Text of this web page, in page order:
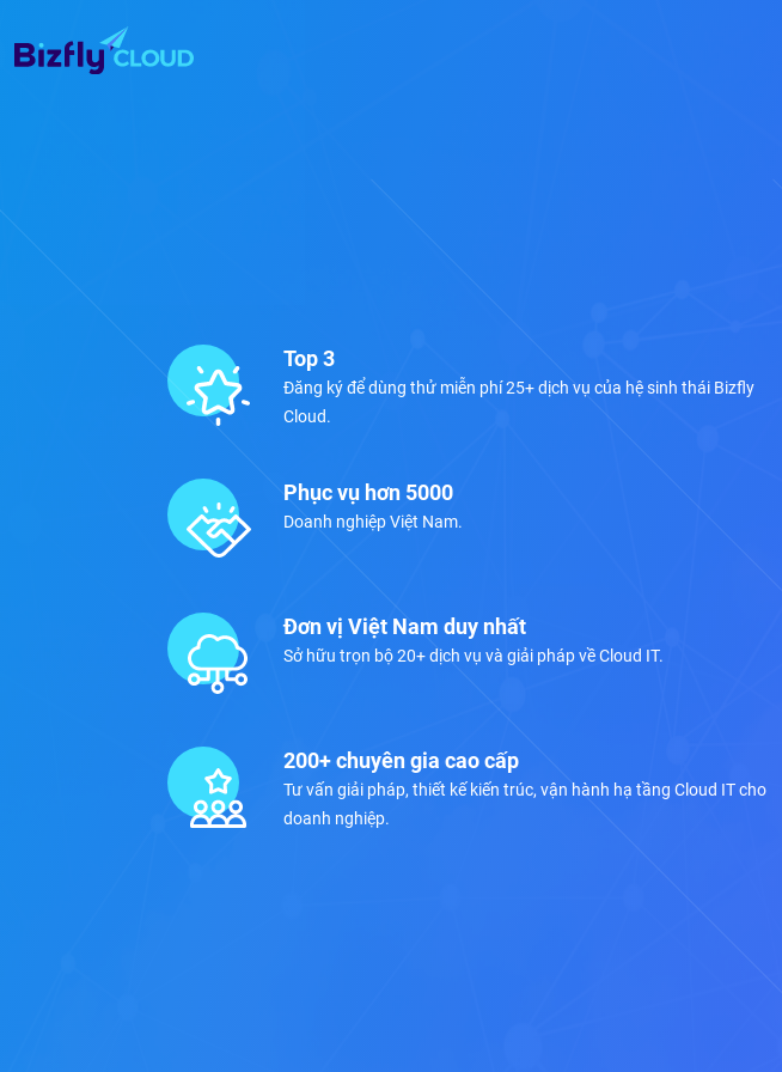
Top 3
Đăng ký để dùng thử miễn phí 25+ dịch vụ của hệ sinh thái Bizfly
Cloud.
Phục vụ hơn 5000
Doanh nghiệp Việt Nam.
Đơn vị Việt Nam duy nhất
Sở hữu trọn bộ 20+ dịch vụ và giải pháp về Cloud IT.
200+ chuyên gia cao cấp
Tư vấn giải pháp, thiết kế kiến trúc, vận hành hạ tầng Cloud IT cho
doanh nghiệp.